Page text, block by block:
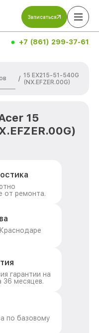
Записаться
+7 (861) 299-37-61
/ 15 EX215-51-540G
(NX.EFZER.00G)
15
от ремонта.
гарантии на
36 месяцев.
по базовому